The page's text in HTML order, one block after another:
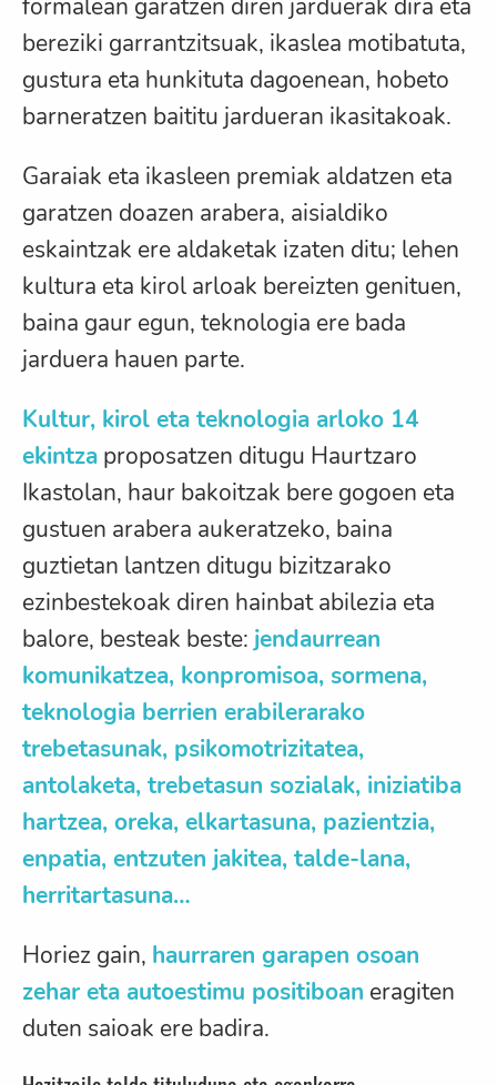
formalean garatzen diren jarduerak dira eta
bereziki garrantzitsuak, ikaslea motibatuta,
gustura eta hunkituta dagoenean, hobeto
barneratzen baititu jardueran ikasitakoak.
Garaiak eta ikasleen premiak aldatzen eta
garatzen doazen arabera, aisialdiko
eskaintzak ere aldaketak izaten ditu; lehen
kultura eta kirol arloak bereizten genituen,
baina gaur egun, teknologia ere bada
jarduera hauen parte.
Kultur, kirol eta teknologia arloko 14
ekintza proposatzen ditugu Haurtzaro
Ikastolan, haur bakoitzak bere gogoen eta
gustuen arabera aukeratzeko, baina
guztietan lantzen ditugu bizitzarako
ezinbestekoak diren hainbat abilezia eta
balore, besteak beste: jendaurrean
komunikatzea, konpromisoa, sormena,
teknologia berrien erabilerarako
trebetasunak, psikomotrizitatea,
antolaketa, trebetasun sozialak, iniziatiba
hartzea, oreka, elkartasuna, pazientzia,
enpatia, entzuten jakitea, talde-lana,
herritartasuna…
Horiez gain, haurraren garapen osoan
zehar eta autoestimu positiboan eragiten
duten saioak ere badira.